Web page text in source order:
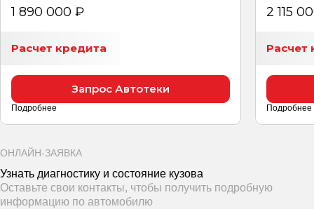
1 890 000 ₽
Расчет кредита
Запрос Автотеки
Подробнее
2 115
Расчет
Подробнее
ОНЛАЙН-ЗАЯВКА
Узнать диагностику и состояние кузова
Оставьте свои контакты, чтобы получить подробную
информацию по автомобилю